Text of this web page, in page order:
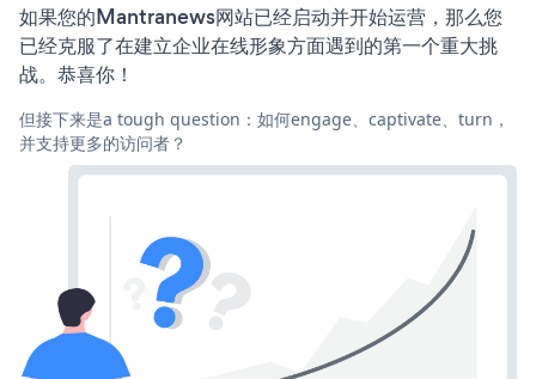
如果您的Mantranews网站已经启动并开始运营，那么您
已经克服了在建立企业在线形象方面遇到的第一个重大挑
战。恭喜你！
但接下来是a tough question：如何engage、captivate、turn，
并支持更多的访问者？